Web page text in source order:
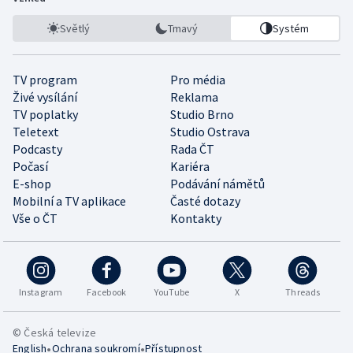
Světlý Tmavý Systém
TV program
Pro média
Živé vysílání
Reklama
TV poplatky
Studio Brno
Teletext
Studio Ostrava
Podcasty
Rada ČT
Počasí
Kariéra
E-shop
Podávání námětů
Mobilní a TV aplikace
Časté dotazy
Vše o ČT
Kontakty
Instagram Facebook YouTube X Threads
© Česká televize
English•Ochrana soukromí•Přístupnost